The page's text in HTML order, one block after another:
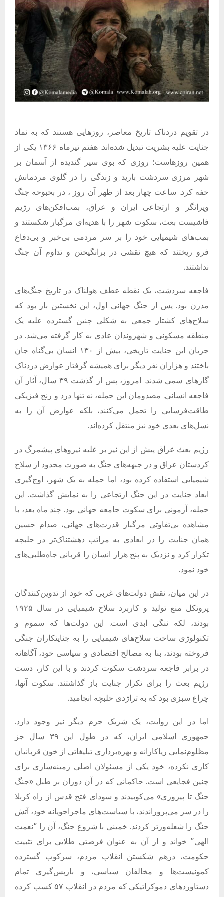
در تقویم دردناک تاریخ معاصر، روزهایی هستند که به نماد
جنایت علیه بشریت تبدیل شده‌اند. هفتم تیرماه ۱۳۶۶ یکی از
همین روزهاست؛ روزی که بوی سیر گندیده از آسمان بر
شهر مرزی سردشت بارید و زندگی را در گلوی مردمانش
خفه کرد. ساعت چهار بعد از ظهر آن روز ، در بحبوحه جنگ
ویرانگر و ارتجاعی ایران و عراق، بمب‌افکن‌های رژیم
فاشیست بعث، سکوت شهر را با هدیه‌ای مرگبار شکستند و
بمب‌های شیمیایی خود را بر سر مردمی بی‌خبر و بی‌دفاع
فرو ریختند که هیچ نقشی در برانگیختن و تداوم آن جنگ
نداشتند.
فاجعه سردشت، یک نقطه عطف هولناک در تاریخ جنگ‌های
مدرن بود. پس از جنگ جهانی اول، این نخستین بار بود که
سلاح‌های کشتار جمعی به شکلی چنین گسترده علیه یک
منطقه مسکونی و شهروندان عادی به کار گرفته می‌شد. در
جریان این جنایت تاریخی، بیش از ۱۳۰ انسان بی‌گناه جان
باختند و هزاران نفر دیگر برای همیشه گرفتار عوارض دردناک
گازهای سمی شدند. امروز، پس از گذشت ۳۹ سال، آثار آن
فاجعه انسانی. مصدومان این حمله، نه تنها درد و رنج فیزیکی
طاقت‌فرسایی را تحمل می‌کنند، بلکه عوارض آن را به
نسل‌های بعدی خود نیز منتقل کرده‌اند.
رژیم بعث عراق پیش از این نیز بر علیه نیروهای پیشمرگ در
کردستان عراق و در جبهه‌های جنگ به صورت محدود از سلاح
شیمیایی استفاده کرده بود، اما حمله به یک شهر، اوج‌گیری
ابعاد جنایت در این جنگ ارتجاعی را به نمایش گذاشت. این
حمله، آزمونی برای سکوت جامعه جهانی بود. چند ماه بعد، با
مشاهده بی‌تفاوتی مرگبار قدرت‌های جهانی، صدام حسین
همان جنایت را در ابعادی به مراتب دهشتناک‌تر در حلبچه
تکرار کرد و نزدیک به پنج هزار انسان را قربانی جاه‌طلبی‌های
خود نمود.
در این میان، نقش دولت‌های غربی که خود از تدوین‌کنندگان
پروتکل منع تولید و کاربرد سلاح شیمیایی در سال ۱۹۲۵
بودند، لکه ننگی ابدی است. این دولت‌ها که سموم و
تکنولوژی ساخت سلاح‌های شیمیایی را به جنایتکاران جنگی
فروخته بودند، بنا به مصالح اقتصادی و سیاسی خود، آگاهانه
در برابر فاجعه سردشت سکوت کردند و با این کار، دست
رژیم بعث را برای تکرار جنایت باز گذاشتند. سکوت آنها،
چراغ سبزی بود که به تراژدی حلبچه انجامید.
اما در این روایت، یک شریک جرم دیگر نیز وجود دارد.
جمهوری اسلامی ایران، که در طول این ۳۹ سال جز
مظلوم‌نمایی ریاکارانه و بهره‌برداری تبلیغاتی از خون قربانیان
کاری نکرده، خود یکی از مسئولان اصلی زمینه‌سازی برای
چنین فجایعی است. حاکمانی که در آن دوران بر طبل «جنگ
جنگ تا پیروزی» می‌کوبیدند و سودای فتح قدس از راه کربلا
را در سر می‌پروراندند، با سیاست‌های ماجراجویانه خود، آتش
جنگ را شعله‌ورتر کردند. خمینی با شروع جنگ، آن را “نعمت
الهی” خواند و از آن به عنوان فرصتی طلایی برای تثبیت
حکومت، درهم شکستن انقلاب مردم، سرکوب گسترده
کمونیست‌ها و مخالفان سیاسی، و بازپس‌گیری تمام
دستاوردهای دموکراتیکی که مردم در انقلاب ۵۷ کسب کرده